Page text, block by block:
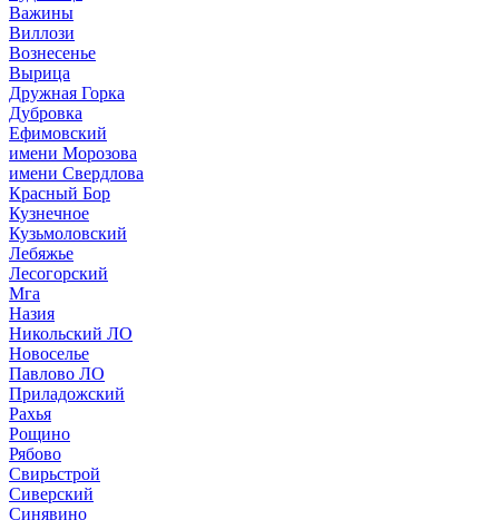
Важины
Виллози
Вознесенье
Вырица
Дружная Горка
Дубровка
Ефимовский
имени Морозова
имени Свердлова
Красный Бор
Кузнечное
Кузьмоловский
Лебяжье
Лесогорский
Мга
Назия
Никольский ЛО
Новоселье
Павлово ЛО
Приладожский
Рахья
Рощино
Рябово
Свирьстрой
Сиверский
Синявино